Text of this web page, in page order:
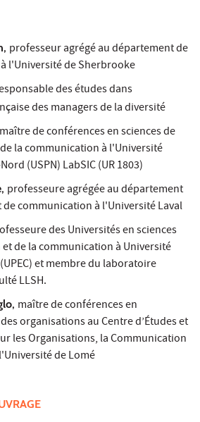
professeur agrégé au département de
l'Université de Sherbrooke
des études dans
des managers de la diversité
maître de conférences en sciences de
la communication à l'Université
(USPN) LabSIC (UR 1803)
professeure agrégée au département
communication à l'Université Laval
des Universités en sciences
de la communication à Université
et membre du laboratoire
LLSH.
maître de conférences en
organisations au Centre d’Études et
les Organisations, la Communication
de Lomé